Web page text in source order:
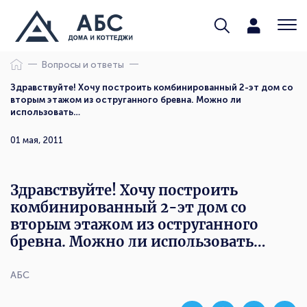
Вопросы и ответы
Здравствуйте! Хочу построить комбинированный 2-эт дом со
вторым этажом из оструганного бревна. Можно ли
использовать…
АБС
01 мая, 2011
Здравствуйте! Хочу построить
комбинированный 2-эт дом со
вторым этажом из оструганного
бревна. Можно ли использовать…